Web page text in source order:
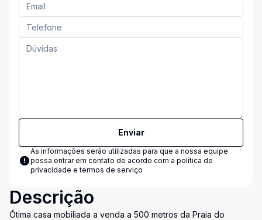
Enviar
As informações serão utilizadas para que a nossa equipe
possa entrar em contato de acordo com a política de
privacidade e termos de serviço
Descrição
Ótima casa mobiliada a venda a 500 metros da Praia do